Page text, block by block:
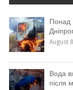
Понад
August
Вода
після